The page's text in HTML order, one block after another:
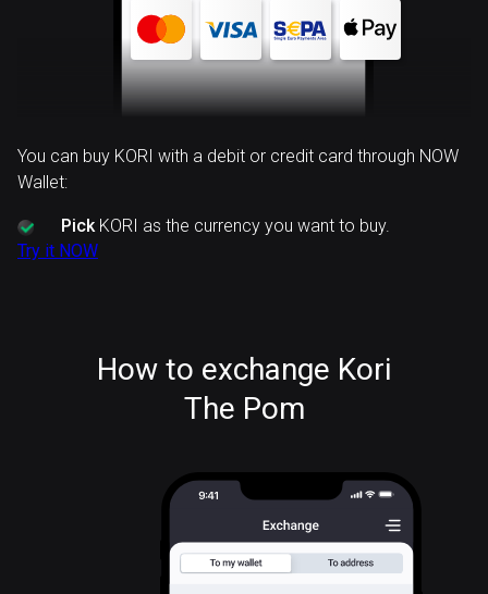
You can buy KORI with a debit or credit card through NOW
Wallet:
PickKORI as the currency you want to buy.
Try it NOW
How to exchange Kori
The Pom